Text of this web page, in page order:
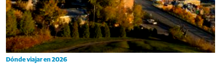
Dónde viajar en 2026